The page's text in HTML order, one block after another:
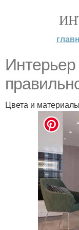
Интерьер
Цвета и